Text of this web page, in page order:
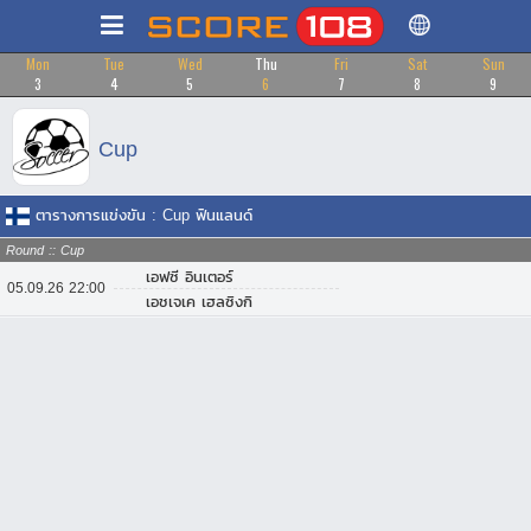
Mon
3
Tue
4
Wed
5
Thu
6
Fri
7
Sat
8
Sun
9
Cup
ตารางการแข่งขัน : Cup ฟินแลนด์
Round :: Cup
05.09.26 22:00
เอฟซี อินเตอร์
เอชเจเค เฮลซิงกิ